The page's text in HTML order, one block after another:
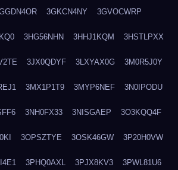
3GKCN4NY 3GVOCWRP
3HG56NHN 3HHJ1KQM 3HSTLPXX
3JX0QDYF 3LXYAX0G 3M0R5J0Y
3MX1P1T9 3MYP6NEF 3N0IPODU
3NH0FX33 3NISGAEP 3O3KQQ4F
3OPSZTYE 3OSK46GW 3P20H0VW
3PHQ0AXL 3PJX8KV3 3PWL81U6